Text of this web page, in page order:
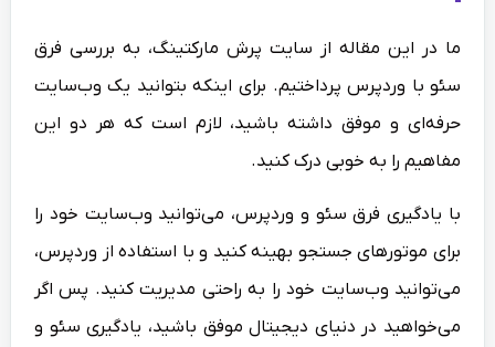
ما در این مقاله از سایت پرش مارکتینگ، به بررسی فرق
سئو با وردپرس پرداختیم. برای اینکه بتوانید یک وب‌سایت
حرفه‌ای و موفق داشته باشید، لازم است که هر دو این
مفاهیم را به خوبی درک کنید.
با یادگیری فرق سئو و وردپرس، می‌توانید وب‌سایت خود را
برای موتورهای جستجو بهینه کنید و با استفاده از وردپرس،
می‌توانید وب‌سایت خود را به راحتی مدیریت کنید. پس اگر
می‌خواهید در دنیای دیجیتال موفق باشید، یادگیری سئو و